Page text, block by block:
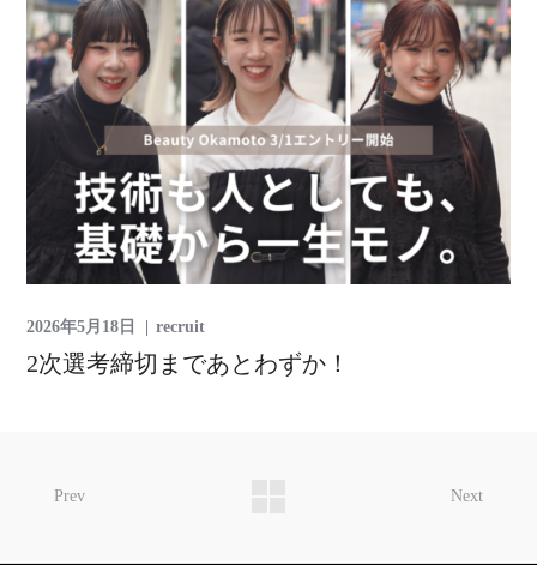
2026年5月18日 recruit
2次選考締切まであとわずか！
Prev Next